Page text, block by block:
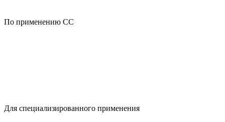
По применению CC
Для специализированного применения